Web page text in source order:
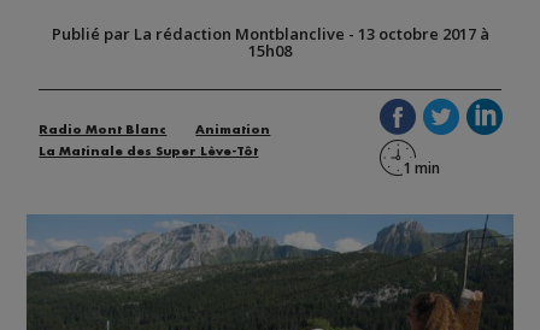
Publié par La rédaction Montblanclive - 13 octobre 2017 à
15h08
Radio Mont Blanc
Animation
La Matinale des Super Lève-Tôt